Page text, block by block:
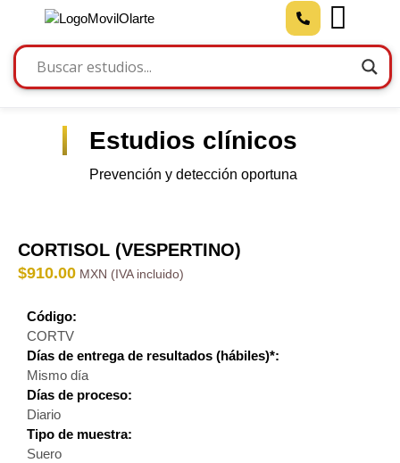
Estudios clínicos
Prevención y detección oportuna
CORTISOL (VESPERTINO)
$910.00
Código:
CORTV
Días de entrega de resultados (hábiles)*:
Mismo día
Días de proceso:
Diario
Tipo de muestra:
Suero